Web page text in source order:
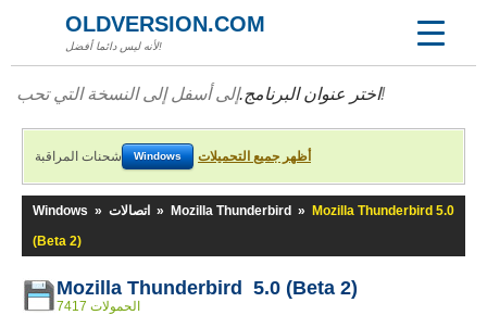
OLDVERSION.COM
لأنه ليس دائما أفضل!
اختر عنوان البرنامج.إلى أسفل إلى النسخة التي تحب!
شحنات المراقبة Windows أظهر جميع التحميلات
Windows » اتصالات » Mozilla Thunderbird »
Mozilla Thunderbird 5.0
(Beta 2)
Mozilla Thunderbird 5.0 (Beta 2)
7417 الحمولات